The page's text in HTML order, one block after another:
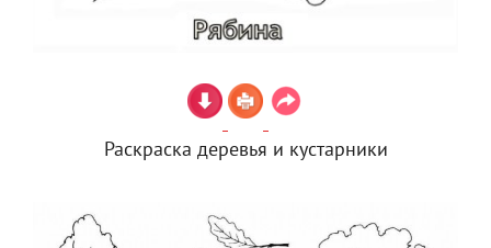
Раскраска деревья и кустарники